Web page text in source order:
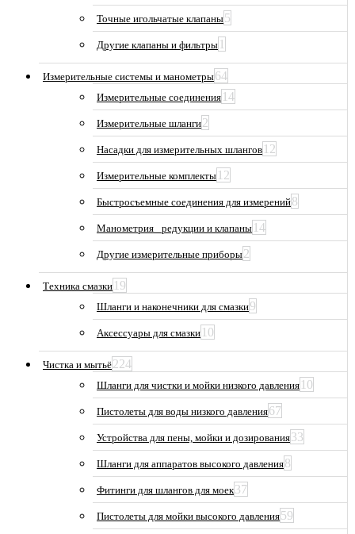
Точные игольчатые клапаны5
Другие клапаны и фильтры 1
Измерительные системы и манометры64
Измерительные соединения 14
Измерительные шланги2
Насадки для измерительных шлангов 12
Измерительные комплекты 12
Быстросъемные соединения для измерений8
Манометрия_ редукции и клапаны 14
Другие измерительные приборы2
Техника смазки 19
Шланги и наконечники для смазки9
Аксессуары для смазки 10
Чистка и мытьё224
Шланги для чистки и мойки низкого давления 10
Пистолеты для воды низкого давления67
Устройства для пены, мойки и дозирования33
Шланги для аппаратов высокого давления8
Фитинги для шлангов для моек37
Пистолеты для мойки высокого давления59